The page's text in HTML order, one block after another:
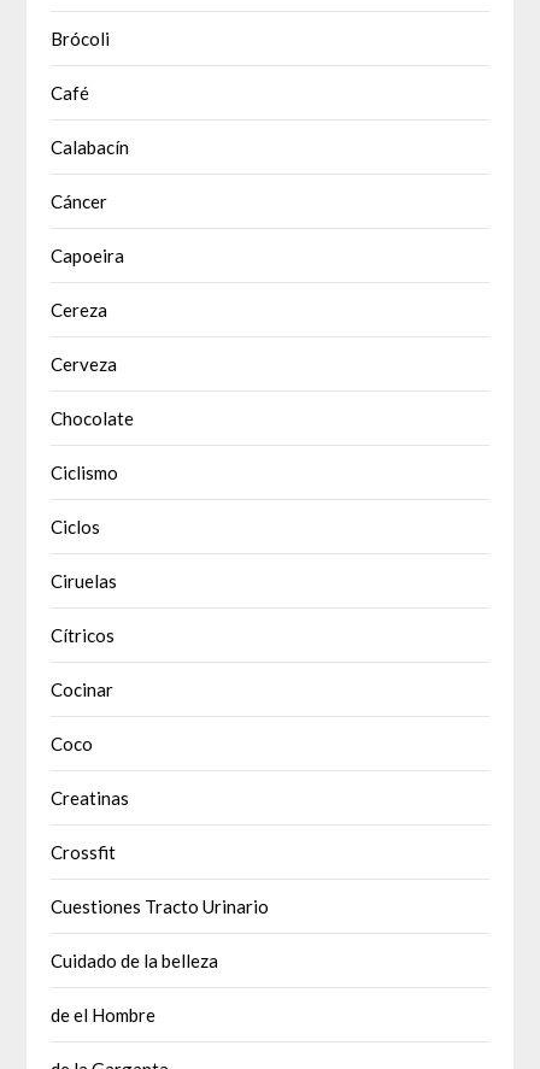
Brócoli
Café
Calabacín
Cáncer
Capoeira
Cereza
Cerveza
Chocolate
Ciclismo
Ciclos
Ciruelas
Cítricos
Cocinar
Coco
Creatinas
Crossfit
Cuestiones Tracto Urinario
Cuidado de la belleza
de el Hombre